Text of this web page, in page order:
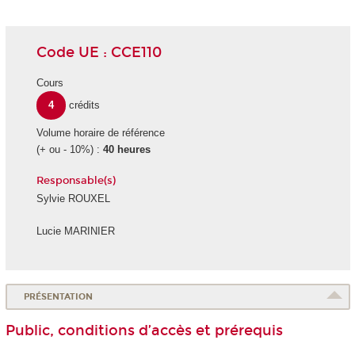
Code UE : CCE110
Cours
4
crédits
Volume horaire de référence
(+ ou - 10%) : 40 heures
Responsable(s)
Sylvie ROUXEL
Lucie MARINIER
PRÉSENTATION
Public, conditions d’accès et prérequis